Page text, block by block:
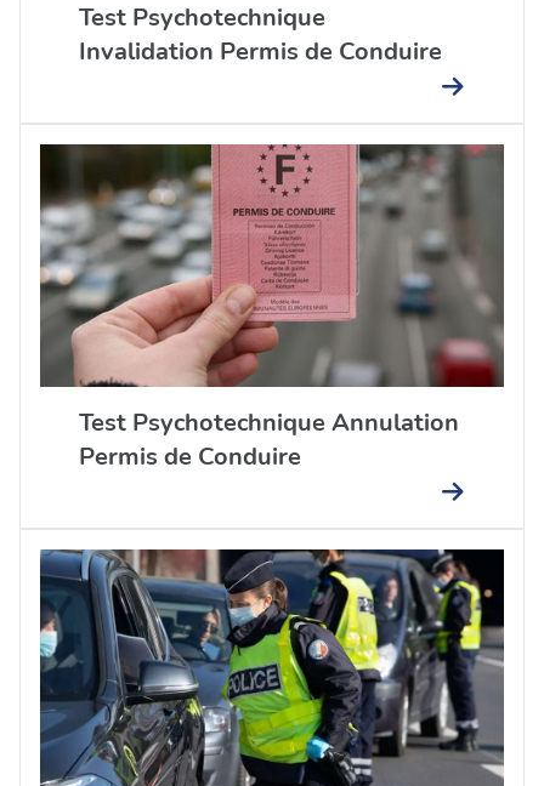
Test Psychotechnique
Invalidation Permis de Conduire
Test Psychotechnique Annulation
Permis de Conduire